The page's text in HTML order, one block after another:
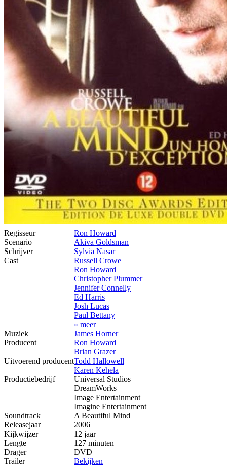
Regisseur
Ron Howard
Scenario
Akiva Goldsman
Schrijver
Sylvia Nasar
Cast
Russell Crowe
Ron Howard
Christopher Plummer
Jennifer Connelly
Ed Harris
Josh Lucas
Paul Bettany
» meer
Muziek
James Horner
Producent
Ron Howard
Brian Grazer
Uitvoerend producentTodd Hallowell
Karen Kehela
Productiebedrijf
Universal Studios
DreamWorks
Image Entertainment
Imagine Entertainment
Soundtrack
A Beautiful Mind
Releasejaar
2006
Kijkwijzer
12 jaar
Lengte
127 minuten
Drager
DVD
Trailer
Bekijken